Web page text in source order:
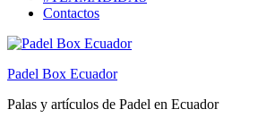
Contactos
Padel Box Ecuador
Palas y artículos de Padel en Ecuador